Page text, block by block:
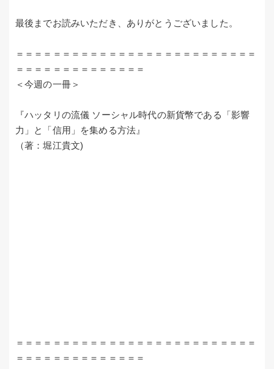
最後までお読みいただき、ありがとうございました。
＝＝＝＝＝＝＝＝＝＝＝＝＝＝＝＝＝＝＝＝＝＝＝＝＝＝
＝＝＝＝＝＝＝＝＝＝＝＝＝＝
＜今週の一冊＞
『ハッタリの流儀 ソーシャル時代の新貨幣である「影響
力」と「信用」を集める方法』
（著：堀江貴文)
＝＝＝＝＝＝＝＝＝＝＝＝＝＝＝＝＝＝＝＝＝＝＝＝＝＝
＝＝＝＝＝＝＝＝＝＝＝＝＝＝